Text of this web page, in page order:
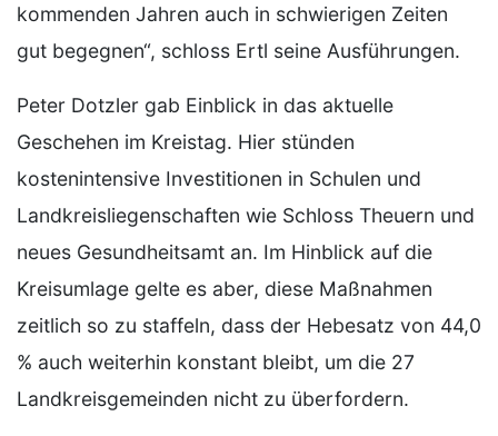
kommenden Jahren auch in schwierigen Zeiten
gut begegnen“, schloss Ertl seine Ausführungen.
Peter Dotzler gab Einblick in das aktuelle
Geschehen im Kreistag. Hier stünden
kostenintensive Investitionen in Schulen und
Landkreisliegenschaften wie Schloss Theuern und
neues Gesundheitsamt an. Im Hinblick auf die
Kreisumlage gelte es aber, diese Maßnahmen
zeitlich so zu staffeln, dass der Hebesatz von 44,0
% auch weiterhin konstant bleibt, um die 27
Landkreisgemeinden nicht zu überfordern.